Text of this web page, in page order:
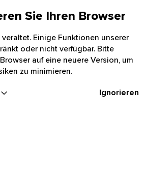
Sie Ihren Browser
Einige Funktionen unserer
oder nicht verfügbar. Bitte
auf eine neuere Version, um
zu minimieren.
Ignorieren